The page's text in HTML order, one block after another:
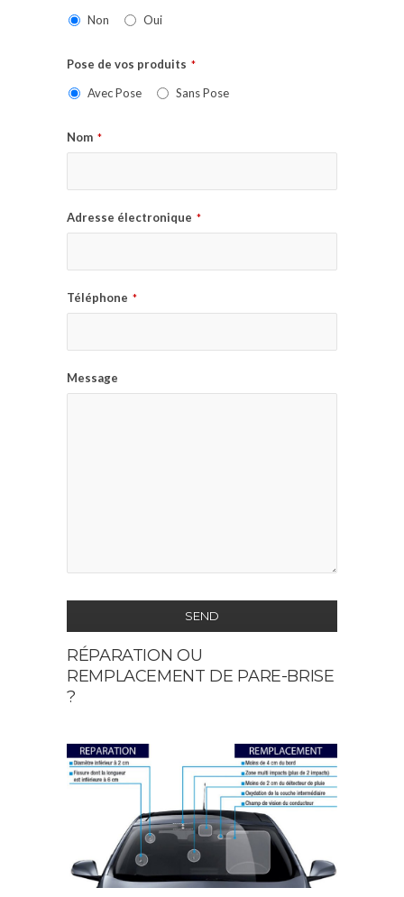
Non Oui
Pose de vos produits *
Avec Pose Sans Pose
Nom *
Adresse électronique *
Téléphone *
Message
SEND
This
field
should
left
blank
RÉPARATION OU
REMPLACEMENT DE PARE-BRISE
?